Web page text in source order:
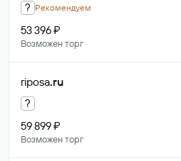
? Рекомендуем
53 396 ₽
Возможен торг
riposa.ru
?
59 899 ₽
Возможен торг